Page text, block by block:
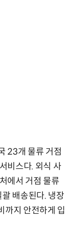
23개 물류 거점
비스다. 외식 사
에서 거점 물류
배송된다. 냉장
까지 안전하게 입